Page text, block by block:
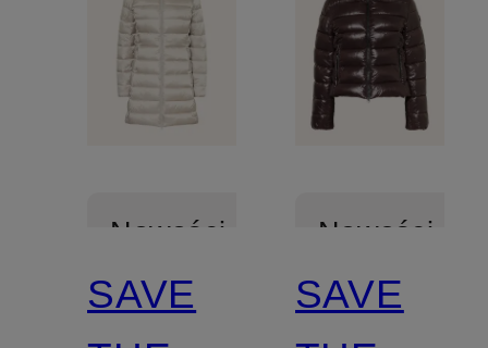
Nowości
Z
SAVE
Nowości
Z
SAVE